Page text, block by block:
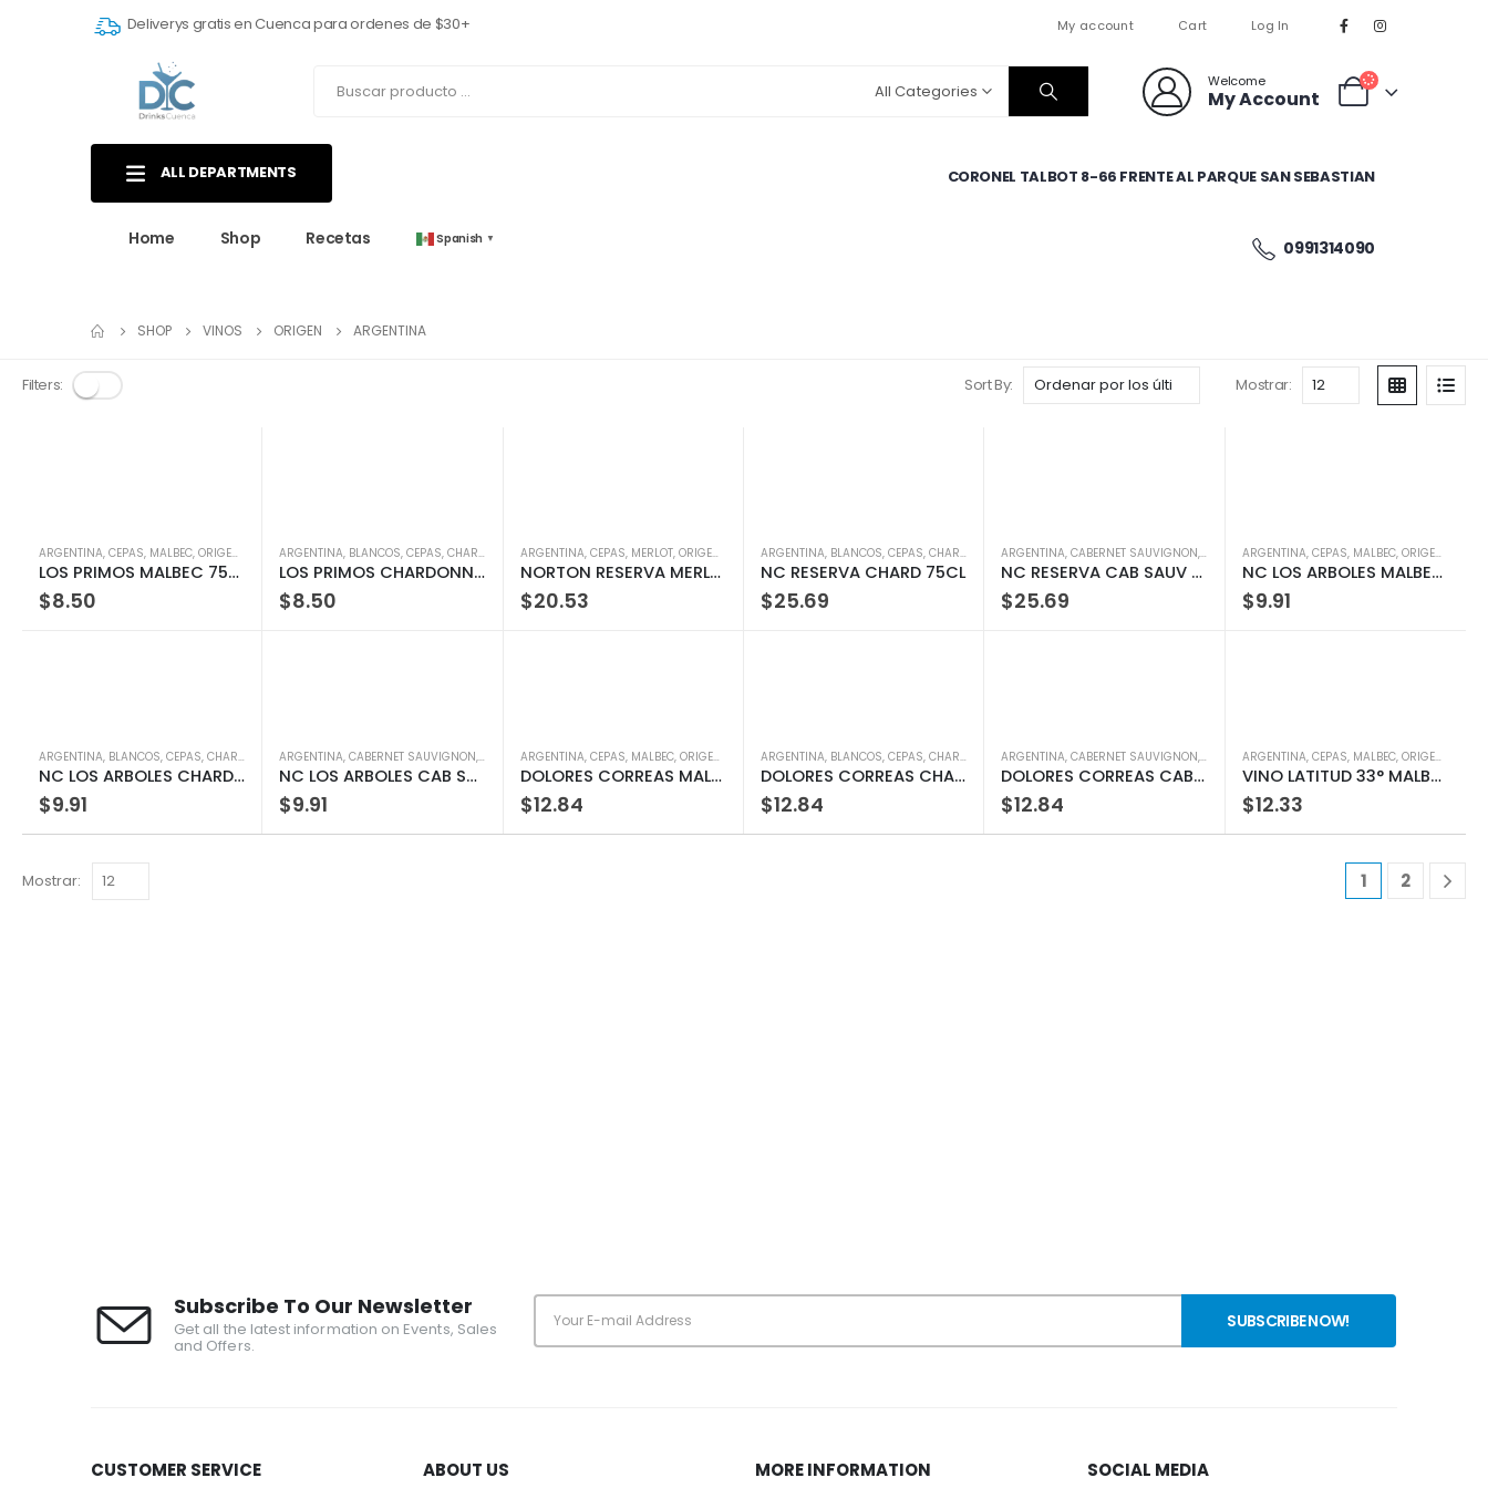
Deliverys gratis en Cuenca para ordenes de $30+ My account Cart Log In
All Categories
Welcome
My Account
ALL DEPARTMENTS
Home Shop Recetas Spanish ▼
CORONEL TALBOT 8-66 FRENTE AL PARQUE SAN SEBASTIAN
0991314090
SHOP VINOS ORIGEN ARGENTINA
Filters: Sort By: Mostrar:
ARGENTINA, CEPAS, MALBEC, ORIGEN TINTOS,TIPOS,VINOS
LOS PRIMOS MALBEC 750ML
$8.50
ARGENTINA, BLANCOS,CEPAS,CHARDONNAY ,ORIGEN,TIPOS,VINOS
LOS PRIMOS CHARDONNAY 750ML
$8.50
ARGENTINA, CEPAS, MERLOT, ORIGEN TINTOS,TIPOS,VINOS
NORTON RESERVA MERLOT 750ML
$20.53
ARGENTINA, BLANCOS, CEPAS, CHARDONNAY ,ORIGEN,TIPOS,VINOS
NC RESERVA CHARD 75CL
$25.69
ARGENTINA,CABERNET SAUVIGNON, CEPAS ,ORIGEN,TINTOS,TIPOS,VINOS
NC RESERVA CAB SAUV 75CL
$25.69
ARGENTINA, CEPAS, MALBEC, ORIGEN
NC LOS ARBOLES MALBEC 75CL
$9.91
ARGENTINA, BLANCOS, CEPAS, CHARDONNAY ,ORIGEN,TIPOS,VINOS
NC LOS ARBOLES CHARD 75CL
$9.91
ARGENTINA,CABERNET SAUVIGNON, CEPAS ,ORIGEN,TINTOS,TIPOS,VINOS
NC LOS ARBOLES CAB SAUV 75CL
$9.91
ARGENTINA, CEPAS, MALBEC, ORIGEN TINTOS,TIPOS,VINOS
DOLORES CORREAS MALBEC 750 ML
$12.84
ARGENTINA, BLANCOS, CEPAS, CHARDONNAY ,ORIGEN,TIPOS,VINOS
DOLORES CORREAS CHARDONNAY 750 ML
$12.84
ARGENTINA,CABERNET SAUVIGNON, CEPAS ,ORIGEN,TINTOS,TIPOS,VINOS
DOLORES CORREAS CABERNET SAUV 750 ML
$12.84
ARGENTINA, CEPAS, MALBEC, ORIGEN
VINO LATITUD 33° MALBEC 750 ML
$12.33
Mostrar: 1 2
Subscribe To Our Newsletter
Get all the latest information on Events, Sales
and Offers.
CUSTOMER SERVICE ABOUT US MORE INFORMATION SOCIAL MEDIA